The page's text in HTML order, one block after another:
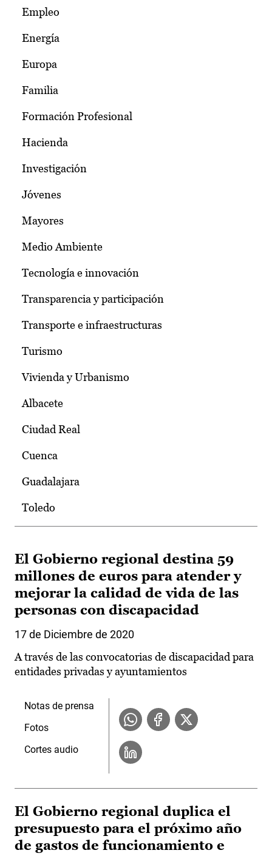
Empleo
Energía
Europa
Familia
Formación Profesional
Hacienda
Investigación
Jóvenes
Mayores
Medio Ambiente
Tecnología e innovación
Transparencia y participación
Transporte e infraestructuras
Turismo
Vivienda y Urbanismo
Albacete
Ciudad Real
Cuenca
Guadalajara
Toledo
El Gobierno regional destina 59
millones de euros para atender y
mejorar la calidad de vida de las
personas con discapacidad
17 de Diciembre de 2020
A través de las convocatorias de discapacidad para
entidades privadas y ayuntamientos
Notas de prensa
Fotos
Cortes audio
El Gobierno regional duplica el
presupuesto para el próximo año
de gastos de funcionamiento e